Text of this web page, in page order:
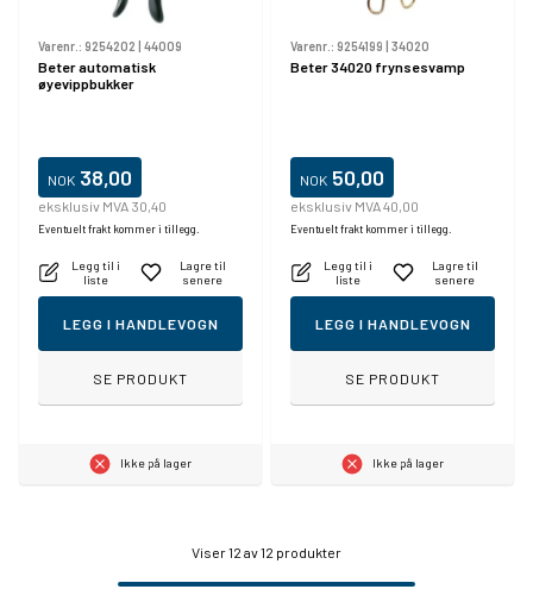
Varenr.: 9254202 | 44009
Beter automatisk
øyevippbukker
NOK 38,00
eksklusiv MVA 30,40
Eventuelt frakt kommer i tillegg.
Legg til i
liste
Lagre til
senere
LEGG I HANDLEVOGN
SE PRODUKT
Ikke på lager
Varenr.: 9254199 | 34020
Beter 34020 frynsesvamp
NOK 50,00
eksklusiv MVA 40,00
Eventuelt frakt kommer i tillegg.
Legg til i
liste
Lagre til
senere
LEGG I HANDLEVOGN
SE PRODUKT
Ikke på lager
Viser12 av 12 produkter